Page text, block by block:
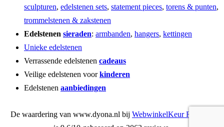
sculpturen, edelstenen sets, statement pieces, torens & punten,
trommelstenen & zakstenen
Edelstenen sieraden: armbanden, hangers, kettingen
Unieke edelstenen
Verrassende edelstenen cadeaus
Veilige edelstenen voorkinderen
Edelstenen aanbiedingen
De waardering van www.dyona.nl bij WebwinkelKeur Reviews